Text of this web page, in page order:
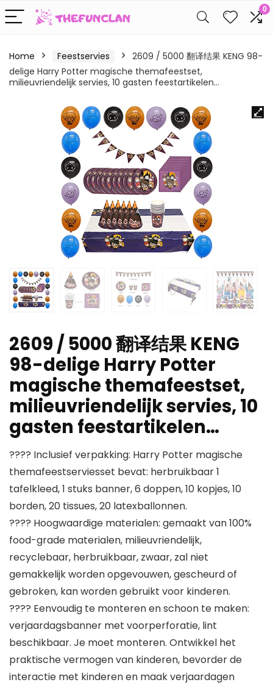
0
Home Feestservies
2609 / 5000 翻译结果 KENG 98-
delige Harry Potter magische themafeestset,
milieuvriendelijk servies, 10 gasten feestartikelen…
2609 / 5000 翻译结果 KENG
98-delige Harry Potter
magische themafeestset,
milieuvriendelijk servies, 10
gasten feestartikelen…
???? Inclusief verpakking: Harry Potter magische
themafeestserviesset bevat: herbruikbaar 1
tafelkleed, 1 stuks banner, 6 doppen, 10 kopjes, 10
borden, 20 tissues, 20 latexballonnen.
???? Hoogwaardige materialen: gemaakt van 100%
food-grade materialen, milieuvriendelijk,
recyclebaar, herbruikbaar, zwaar, zal niet
gemakkelijk worden opgevouwen, gescheurd of
gebroken, kan worden gebruikt voor kinderen.
???? Eenvoudig te monteren en schoon te maken:
verjaardagsbanner met voorperforatie, lint
beschikbaar. Je moet monteren. Ontwikkel het
praktische vermogen van kinderen, bevorder de
interactie met kinderen en maak verjaardagen